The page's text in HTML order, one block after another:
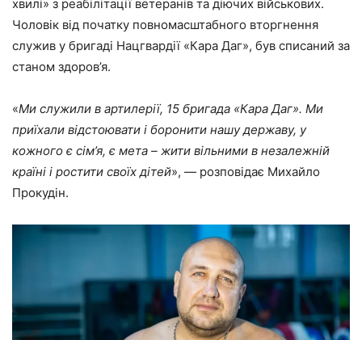
хвилі» з реабілітації ветеранів та діючих військових.
Чоловік від початку повномасштабного вторгнення
служив у бригаді Нацгвардії «Кара Даг», був списаний за
станом здоров’я.
«Ми служили в артилерії, 15 бригада «Кара Даг». Ми
приїхали відстоювати і боронити нашу державу, у
кожного є сім’я, є мета – жити вільними в незалежній
країні і ростити своїх дітей», — розповідає Михайло
Прокудін.